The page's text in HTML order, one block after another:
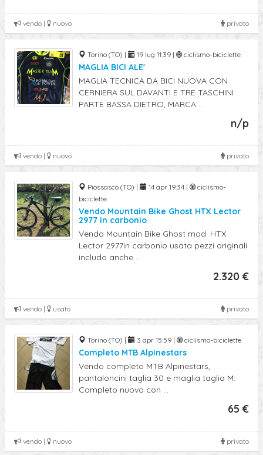
privato
vendo | nuovo
Torino (TO) | 19 lug 11:39 | ciclismo-biciclette
MAGLIA BICI ALE'
MAGLIA TECNICA DA BICI NUOVA CON
CERNIERA SUL DAVANTI E TRE TASCHINI
PARTE BASSA DIETRO, MARCA ...
n/p
privato
vendo | nuovo
Piossasco (TO) | 14 apr 19:34 |
ciclismo-
biciclette
Vendo Mountain Bike Ghost HTX Lector
2977 in carbonio
Vendo Mountain Bike Ghost mod. HTX
Lector 2977in carbonio usata pezzi originali
includo anche ...
2.320 €
privato
vendo | usato
Torino (TO) | 3 apr 15:59 | ciclismo-biciclette
Completo MTB Alpinestars
Vendo completo MTB Alpinestars,
pantaloncini taglia 30 e maglia taglia M.
Completo nuovo con ...
65 €
privato
vendo | nuovo